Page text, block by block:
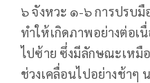
๖ จังหวะ ๑-๖ การปรบมื
ทำให้เกิดภาพอย่างต่อเ
ไปซ้าย ซึ่งมีลักษณะเห
ช่วงเคลื่อนไปอย่างช้าๆ